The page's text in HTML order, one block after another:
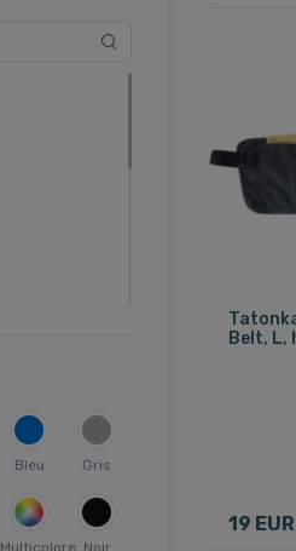
Bleu Gris
Multicolore Noir
Belt, L,
19 EUR